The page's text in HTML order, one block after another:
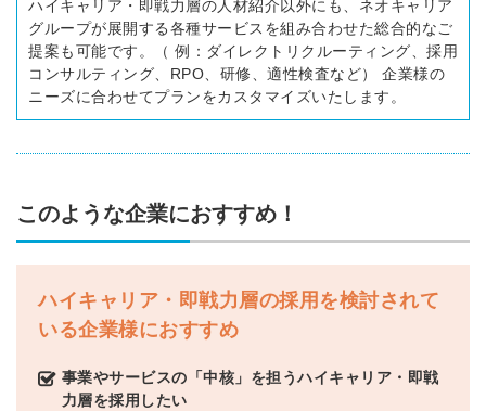
ハイキャリア・即戦力層の人材紹介以外にも、ネオキャリア
グループが展開する各種サービスを組み合わせた総合的なご
提案も可能です。（ 例：ダイレクトリクルーティング、採用
コンサルティング、RPO、研修、適性検査など） 企業様の
ニーズに合わせてプランをカスタマイズいたします。
このような企業におすすめ！
ハイキャリア・即戦力層の採用を検討されて
いる企業様におすすめ
事業やサービスの「中核」を担うハイキャリア・即戦
力層を採用したい
でログイン
ートが届く
採用に役立つ記事・資料が届く
※ログインIDとなります
同意のうえ
登録する